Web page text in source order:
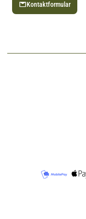
Kontaktformular